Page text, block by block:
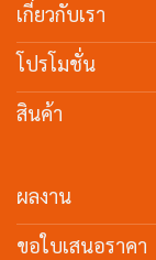
เกี่ยวกับเรา
โปรโมชั่น
สินค้า
ผลงาน
ขอใบเสนอราคา